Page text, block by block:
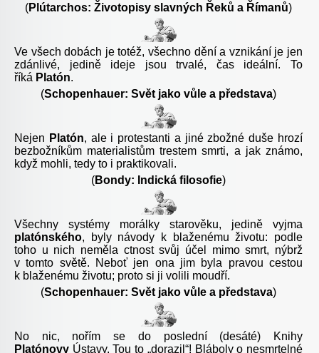
(Plútarchos: Životopisy slavných Řeků a Římanů)
Ve všech dobách je totéž, všechno dění a vznikání je jen
zdánlivé, jedině ideje jsou trvalé, čas ideální. To
říká Platón.
(Schopenhauer: Svět jako vůle a představa)
Nejen Platón, ale i protestanti a jiné zbožné duše hrozí
bezbožníkům materialistům trestem smrti, a jak známo,
když mohli, tedy to i praktikovali.
(Bondy: Indická filosofie)
Všechny systémy morálky starověku, jedině vyjma
platónského, byly návody k blaženému životu: podle
toho u nich neměla ctnost svůj účel mimo smrt, nýbrž
v tomto světě. Neboť jen ona jim byla pravou cestou
k blaženému životu; proto si ji volili moudří.
(Schopenhauer: Svět jako vůle a představa)
No nic, nořím se do poslední (desáté) Knihy
Platónovy Ústavy. Tou to „dorazil“! Bláboly o nesmrtelné